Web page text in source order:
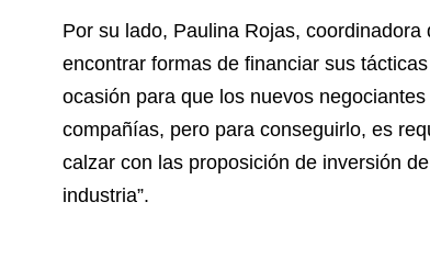
Por su lado, Paulina Rojas,
encontrar formas de financiar sus
ocasión para que los nuevos
compañías, pero para conseguirlo, es
calzar con las proposición de inversión
industria”.